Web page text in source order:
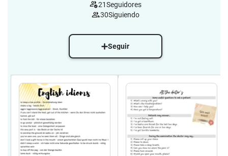
21Seguidores
30Siguiendo
Seguir